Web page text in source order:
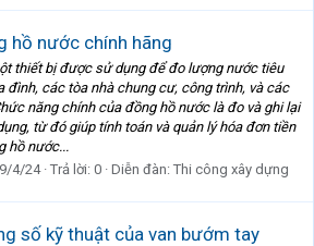
hồ nước chính hãng
thiết bị được sử dụng để đo lượng nước tiêu
đình, các tòa nhà chung cư, công trình, và các
năng chính của đồng hồ nước là đo và ghi lại
từ đó giúp tính toán và quản lý hóa đơn tiền
hồ nước...
4/24 Trả lời: 0 Diễn đàn: Thi công xây dựng
số kỹ thuật của van bướm tay